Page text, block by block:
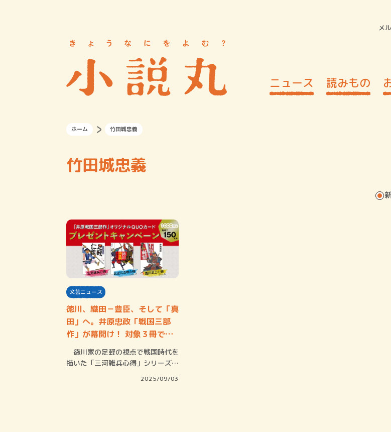
メ
ニュース 読みもの
ホーム 竹田城忠義
竹田城忠義
文芸ニュース
徳川、織田－豊臣、そして「真
田」へ。井原忠政「戦国三部
作」が幕開け！ 対象３冊で
【1000円分オリ…
徳川家の足軽の視点で戦国時代を
描いた「三河雑兵心得」シリーズ、
2025/09/03